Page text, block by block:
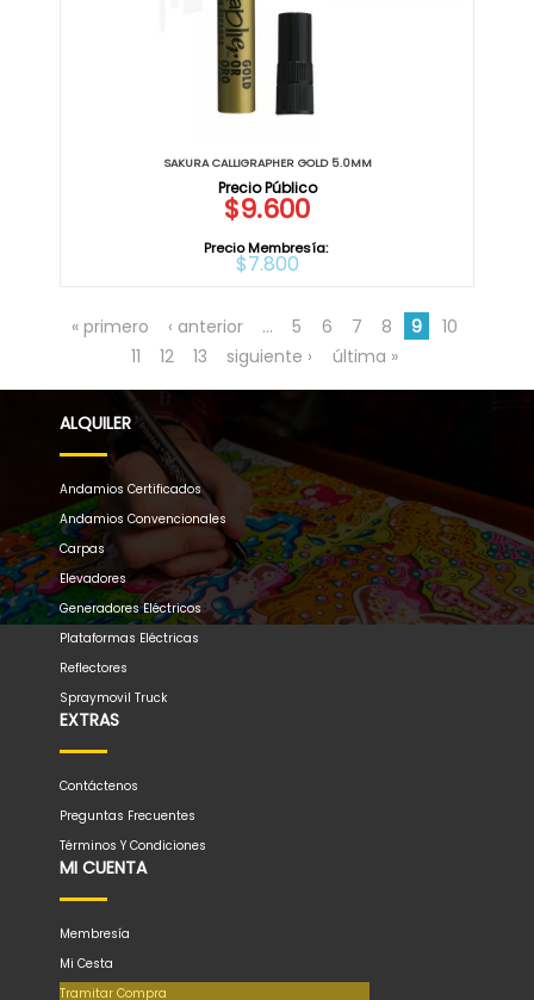
SAKURA CALLIGRAPHER GOLD 5.0MM
$9.600
Precio Membresía:
$7.800
« primero ‹ anterior … 5 6 7 8 9
10
11
12 13 siguiente › última »
ALQUILER
Andamios Certificados
Andamios Convencionales
Carpas
Elevadores
Generadores Eléctricos
Plataformas Eléctricas
Reflectores
Spraymovil Truck
EXTRAS
Contáctenos
Preguntas Frecuentes
Términos Y Condiciones
MI CUENTA
Membresía
Mi Cesta
Tramitar Compra